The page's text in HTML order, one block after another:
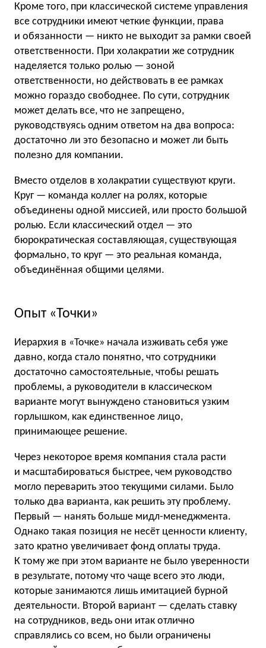
Кроме того, при классической системе управления
все сотрудники имеют четкие функции, права
и обязанности — никто не выходит за рамки своей
ответственности. При холакратии же сотрудник
наделяется только ролью — зоной
ответственности, но действовать в ее рамках
можно гораздо свободнее. По сути, сотрудник
может делать все, что не запрещено,
руководствуясь одним ответом на два вопроса:
достаточно ли это безопасно и может ли быть
полезно для компании.
Вместо отделов в холакратии существуют круги.
Круг — команда коллег на ролях, которые
объединены одной миссией, или просто большой
ролью. Если классический отдел — это
бюрократическая составляющая, существующая
формально, то круг — это реальная команда,
объединённая общими целями.
Опыт «Точки»
Иерархия в «Точке» начала изживать себя уже
давно, когда стало понятно, что сотрудники
достаточно самостоятельные, чтобы решать
проблемы, а руководители в классическом
варианте могут вынуждено становиться узким
горлышком, как единственное лицо,
принимающее решение.
Через некоторое время компания стала расти
и масштабироваться быстрее, чем руководство
могло переварить этоо текущими силами. Было
только два варианта, как решить эту проблему.
Первый — нанять больше мидл-менеджмента.
Однако такая позиция не несёт ценности клиенту,
зато кратно увеличивает фонд оплаты труда.
К тому же при этом варианте не было уверенности
в результате, потому что чаще всего это люди,
которые занимаются лишь имитацией бурной
деятельности. Второй вариант — сделать ставку
на сотрудников, ведь они итак отлично
справлялись со всем, но были ограничены